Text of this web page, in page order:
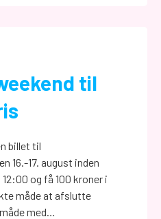
til
billet til
16.-17. august inden
og få 100 kroner i
måde at afslutte
med…